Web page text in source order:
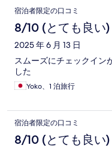
宿泊者限定の口コミ
8/10 (とても良い)
2025 年 6 月 13 日
スムーズにチェックイン
した
Yoko、1 泊旅行
宿泊者限定の口コミ
8/10 (とても良い)